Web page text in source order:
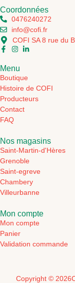
Coordonnées
0476240272
info@cofi.fr
COFI SA 8 rue du
Menu
Boutique
Histoire de COFI
Producteurs
Contact
FAQ
Nos magasins
Saint-Martin-d'Hères
Grenoble
Saint-egreve
Chambery
Villeurbanne
Mon compte
Mon compte
Panier
Validation commande
Copyright © 2026